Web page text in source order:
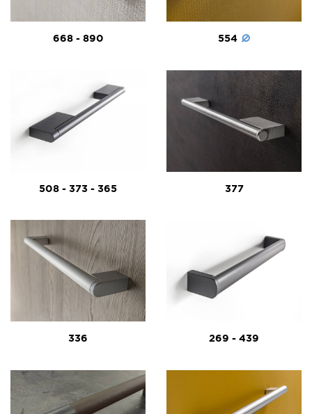
668 - 890 554
508 - 373 - 365 377
336 269 - 439